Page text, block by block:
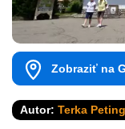
Zobraziť na
Autor: Terka